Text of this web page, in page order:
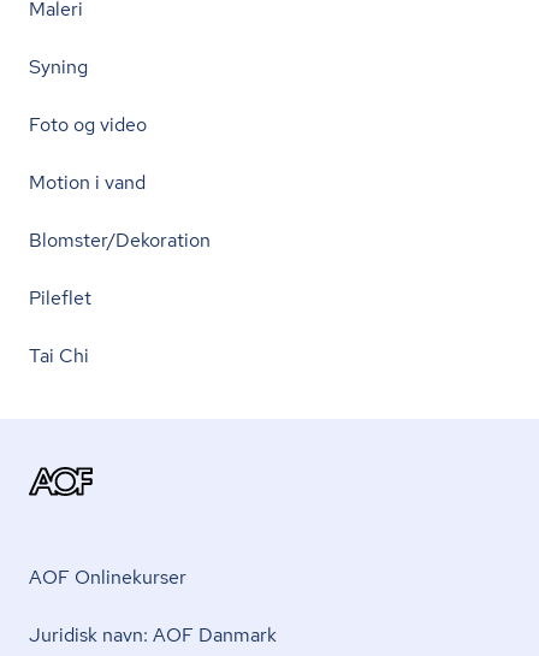
Maleri
Syning
Foto og video
Motion i vand
Blomster/Dekoration
Pileflet
Tai Chi
AOF Onlinekurser
Juridisk navn: AOF Danmark